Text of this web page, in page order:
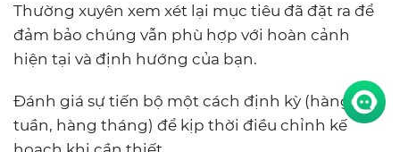
Thường xuyên xem xét lại mục tiêu đã đặt ra để
đảm bảo chúng vẫn phù hợp với hoàn cảnh
hiện tại và định hướng của bạn.
Đánh giá sự tiến bộ một cách định kỳ (hàng
tuần, hàng tháng) để kịp thời điều chỉnh kế